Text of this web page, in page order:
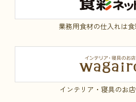
業務用食材の仕入れは食
インテリア・寝具のお